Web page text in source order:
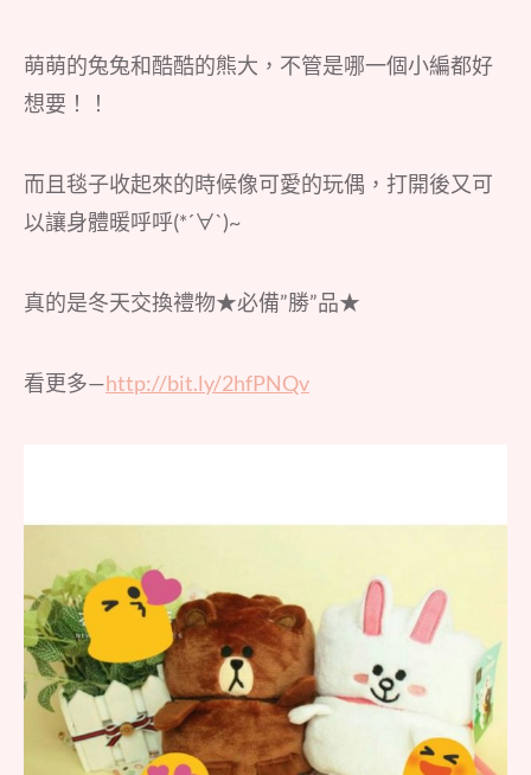
萌萌的兔兔和酷酷的熊大，不管是哪一個小編都好
想要！！
而且毯子收起來的時候像可愛的玩偶，打開後又可
以讓身體暖呼呼(*´∀`)~
真的是冬天交換禮物★必備”勝”品★
看更多—http://bit.ly/2hfPNQv